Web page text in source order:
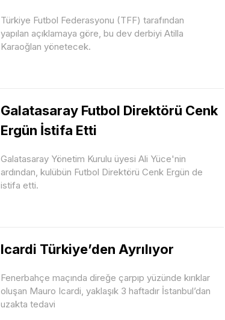
Türkiye Futbol Federasyonu (TFF) tarafından
yapılan açıklamaya göre, bu dev derbiyi Atilla
Karaoğlan yönetecek.
Galatasaray Futbol Direktörü Cenk
Ergün İstifa Etti
Galatasaray Yönetim Kurulu üyesi Ali Yüce'nin
ardından, kulübün Futbol Direktörü Cenk Ergün de
istifa etti.
Icardi Türkiye’den Ayrılıyor
Fenerbahçe maçında direğe çarpıp yüzünde kırıklar
oluşan Mauro Icardi, yaklaşık 3 haftadır İstanbul’dan
uzakta tedavi